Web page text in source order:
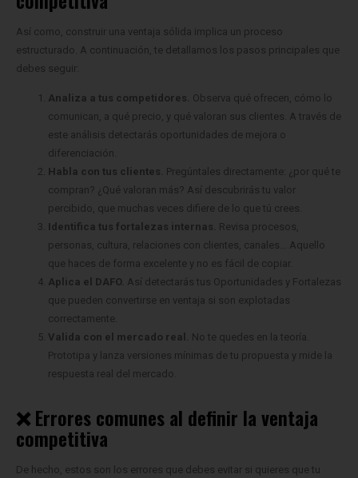
Así como, construir una ventaja sólida implica un proceso
estructurado. A continuación, te detallamos los pasos principales que
debes seguir:
Analiza a tus competidores. Observa qué ofrecen, cómo lo
comunican, a qué precio, y qué valoran sus clientes. A través de
este análisis detectarás oportunidades de mejora o
diferenciación.
Habla con tus clientes. Pregúntales directamente: ¿por qué te
compran? ¿Qué valoran más? Así descubrirás tu valor
percibido, que muchas veces difiere de lo que tú crees.
Identifica tus fortalezas internas. Revisa procesos,
personas, cultura, relaciones con clientes, canales… Aquello
que haces de forma excelente y no es fácil de copiar.
Aplica el DAFO. Así detectarás tus Oportunidades y Fortalezas
que pueden convertirse en ventaja si son explotadas
correctamente.
Valida con el mercado real. No te quedes en la teoría.
Prototipa y lanza versiones mínimas de tu propuesta y mide la
respuesta real del mercado.
❌ Errores comunes al definir la ventaja
competitiva
De hecho, estos son los errores que debes evitar si quieres que tu